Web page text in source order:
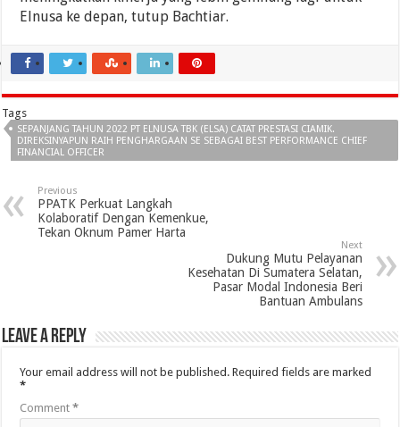
Elnusa ke depan, tutup Bachtiar.
Tags
SEPANJANG TAHUN 2022 PT ELNUSA TBK (ELSA) CATAT PRESTASI CIAMIK.
DIREKSINYAPUN RAIH PENGHARGAAN SE SEBAGAI BEST PERFORMANCE CHIEF
FINANCIAL OFFICER
Previous
PPATK Perkuat Langkah
Kolaboratif Dengan Kemenkue,
Tekan Oknum Pamer Harta
Next
Dukung Mutu Pelayanan
Kesehatan Di Sumatera Selatan,
Pasar Modal Indonesia Beri
Bantuan Ambulans
Leave a Reply
Your email address will not be published. Required fields are marked
*
Comment*